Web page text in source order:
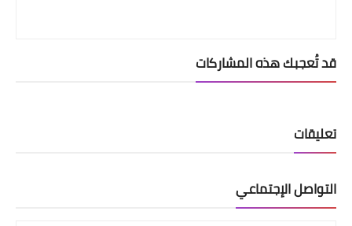
قد تُعجبك هذه المشاركات
تعليقات
التواصل الإجتماعي